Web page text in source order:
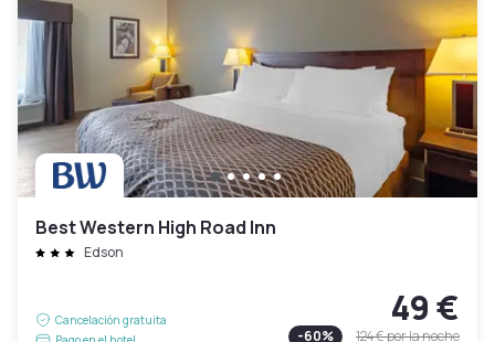
Best Western High Road Inn
Edson
Cancelación gratuita
49 €
-60% 124 €por la noche